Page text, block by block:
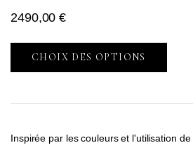
2490,00€
CHOIX DES OPTIONS
Inspirée par les couleurs et l'utilisation